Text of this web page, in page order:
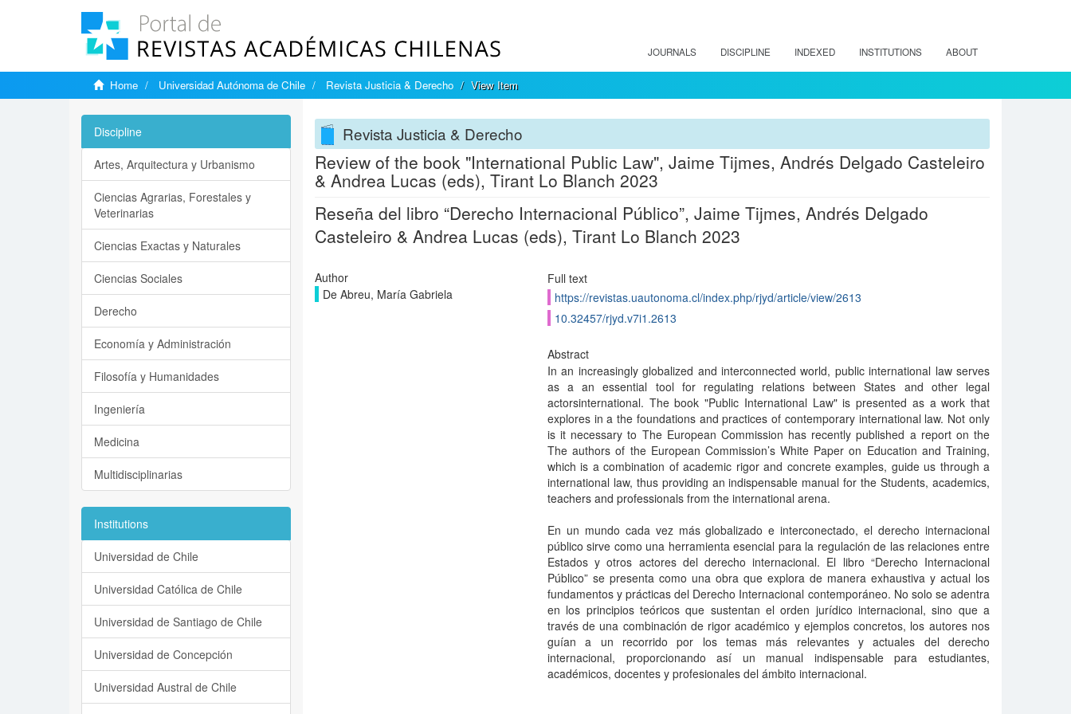
JOURNALS DISCIPLINE INDEXED INSTITUTIONS ABOUT
Home Universidad Autónoma de Chile Revista Justicia & Derecho View Item
Revista Justicia & Derecho
Review of the book "International Public Law", Jaime Tijmes, Andrés Delgado Casteleiro
& Andrea Lucas (eds), Tirant Lo Blanch 2023
Reseña del libro “Derecho Internacional Público”, Jaime Tijmes, Andrés Delgado
Casteleiro & Andrea Lucas (eds), Tirant Lo Blanch 2023
Author
De Abreu, María Gabriela
Full text
https://revistas.uautonoma.cl/index.php/rjyd/article/view/2613
10.32457/rjyd.v7i1.2613
Abstract
In an increasingly globalized and interconnected world, public international law serves
as a an essential tool for regulating relations between States and other legal
actorsinternational. The book "Public International Law" is presented as a work that
explores in a the foundations and practices of contemporary international law. Not only
is it necessary to The European Commission has recently published a report on the
The authors of the European Commission’s White Paper on Education and Training,
which is a combination of academic rigor and concrete examples, guide us through a
international law, thus providing an indispensable manual for the Students, academics,
teachers and professionals from the international arena.
En un mundo cada vez más globalizado e interconectado, el derecho internacional
público sirve como una herramienta esencial para la regulación de las relaciones entre
Estados y otros actores del derecho internacional. El libro “Derecho Internacional
Público” se presenta como una obra que explora de manera exhaustiva y actual los
fundamentos y prácticas del Derecho Internacional contemporáneo. No solo se adentra
en los principios teóricos que sustentan el orden jurídico internacional, sino que a
través de una combinación de rigor académico y ejemplos concretos, los autores nos
guían a un recorrido por los temas más relevantes y actuales del derecho
internacional, proporcionando así un manual indispensable para estudiantes,
académicos, docentes y profesionales del ámbito internacional.
Discipline
Artes, Arquitectura y Urbanismo
Ciencias Agrarias, Forestales y
Veterinarias
Ciencias Exactas y Naturales
Ciencias Sociales
Derecho
Economía y Administración
Filosofía y Humanidades
Ingeniería
Medicina
Multidisciplinarias
Institutions
Universidad de Chile
Universidad Católica de Chile
Universidad de Santiago de Chile
Universidad de Concepción
Universidad Austral de Chile